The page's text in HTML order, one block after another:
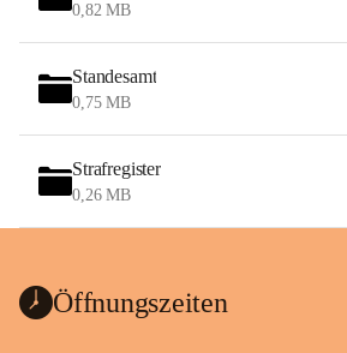
0,82 MB
Standesamt
0,75 MB
Strafregister
0,26 MB
Öffnungszeiten